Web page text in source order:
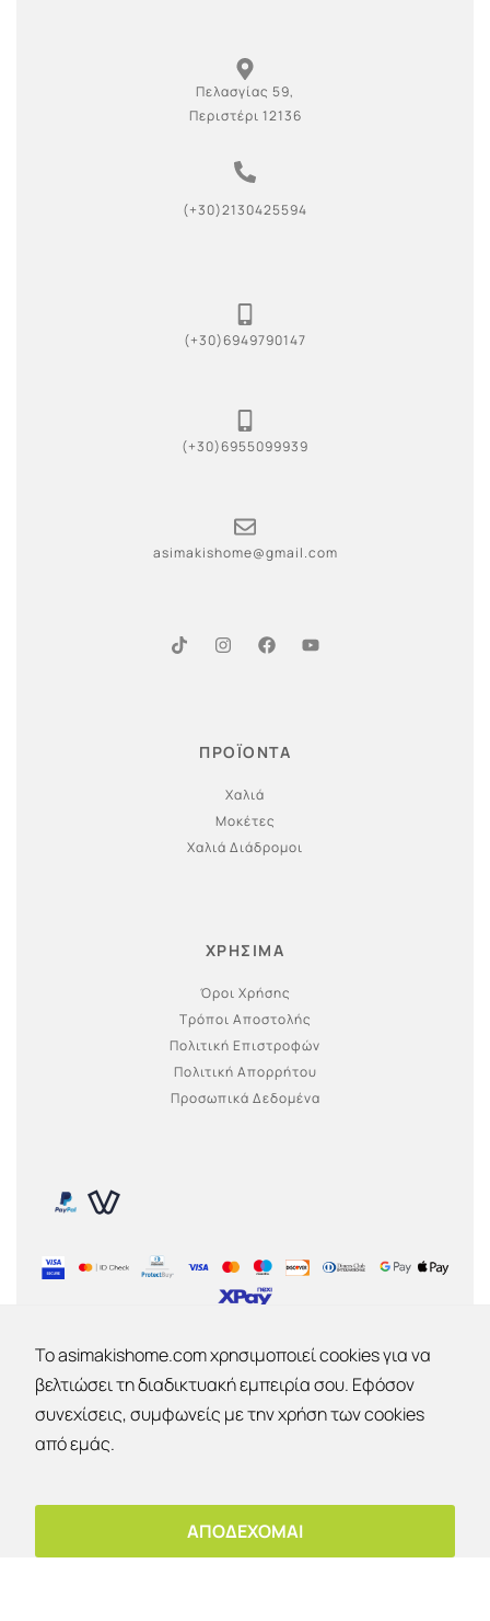
Πελασγίας 59,
Περιστέρι 12136
(+30)2130425594
(+30)6949790147
(+30)6955099939
asimakishome@gmail.com
ΠΡΟΪΟΝΤΑ
Χαλιά
Μοκέτες
Χαλιά Διάδρομοι
ΧΡΗΣΙΜΑ
Όροι Χρήσης
Τρόποι Αποστολής
Πολιτική Επιστροφών
Πολιτική Απορρήτου
Προσωπικά Δεδομένα
To asimakishome.com χρησιμοποιεί cookies για να
βελτιώσει τη διαδικτυακή εμπειρία σου. Εφόσον
συνεχίσεις, συμφωνείς με την χρήση των cookies
από εμάς.
ΑΠΟΔΕΧΟΜΑΙ
OK